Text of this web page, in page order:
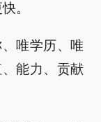
。
唯学历、唯
能力、贡献